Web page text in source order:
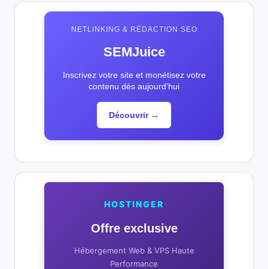
NETLINKING & RÉDACTION SEO
SEMJuice
Inscrivez votre site et monétisez votre
contenu dès aujourd'hui
Découvrir →
HOSTINGER
Offre exclusive
Hébergement Web & VPS Haute
Performance